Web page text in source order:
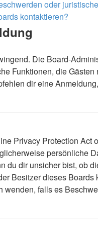
oder
kontaktieren?
Die Board-
Funktionen, die
dir eine
Privacy Protection
persönliche
du dir unsicher bist, ob
Besitzer dieses
wenden, falls es